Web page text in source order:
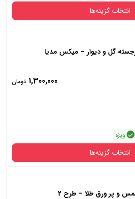
انتخاب گزینه‌ها
قابگل و دیوار – میکس مدیا
1,300,000 تومان
ویژه
انتخاب گزینه‌ها
قاب
و پر ورق طلا – طرح 2